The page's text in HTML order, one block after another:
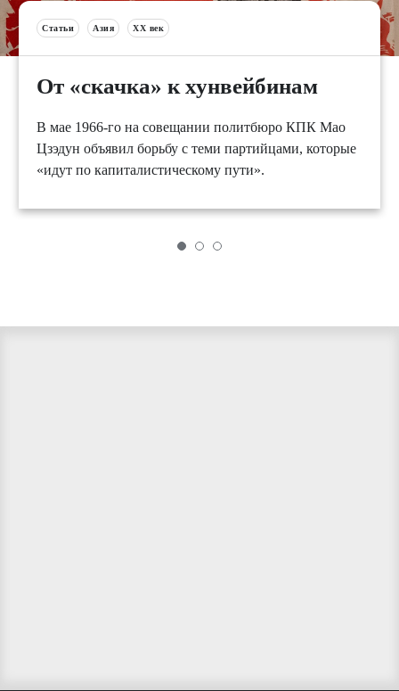
Статьи Азия XX век
От «скачка» к хунвейбинам
В мае 1966-го на совещании политбюро КПК Мао
Цзэдун объявил борьбу с теми партийцами, которые
«идут по капиталистическому пути».